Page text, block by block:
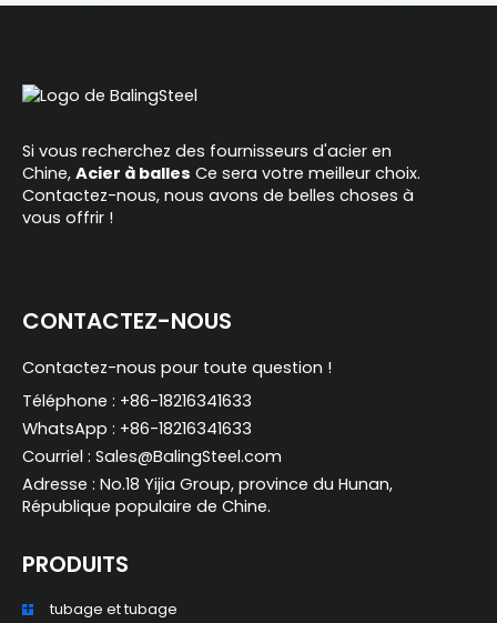
Si vous recherchez des fournisseurs d'acier en
Chine, Acier à balles Ce sera votre meilleur choix.
Contactez-nous, nous avons de belles choses à
vous offrir !
CONTACTEZ-NOUS
Contactez-nous pour toute question !
Téléphone : +86-18216341633
WhatsApp : +86-18216341633
Courriel : Sales@BalingSteel.com
Adresse : No.18 Yijia Group, province du Hunan,
République populaire de Chine.
PRODUITS
tubage et tubage